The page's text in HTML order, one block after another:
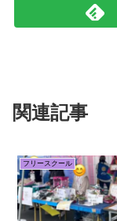
関連記事
フリースクール